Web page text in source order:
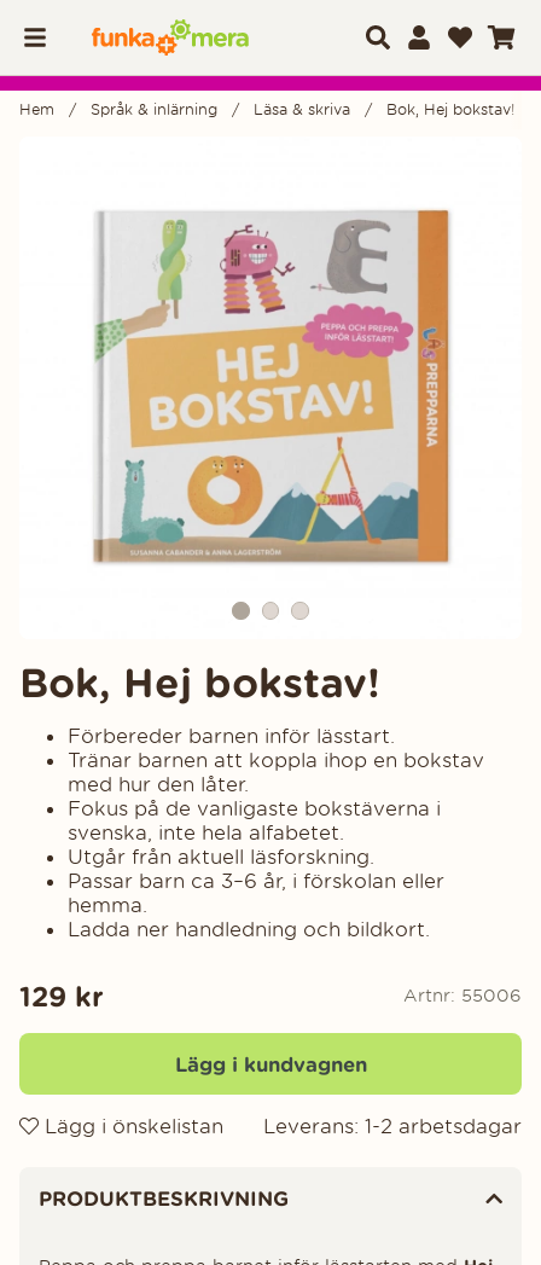
Hem Språk & inlärning Läsa & skriva Bok, Hej bokstav!
Bok, Hej bokstav!
Förbereder barnen inför lässtart.
Tränar barnen att koppla ihop en bokstav
med hur den låter.
Fokus på de vanligaste bokstäverna i
svenska, inte hela alfabetet.
Utgår från aktuell läsforskning.
Passar barn ca 3–6 år, i förskolan eller
hemma.
Ladda ner handledning och bildkort.
129 kr Artnr: 55006
Lägg i kundvagnen
Lägg i önskelistan Leverans: 1-2 arbetsdagar
PRODUKTBESKRIVNING